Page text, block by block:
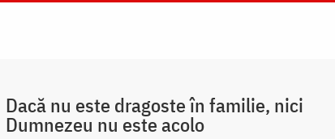
Dacă nu este dragoste în familie, nici
Dumnezeu nu este acolo